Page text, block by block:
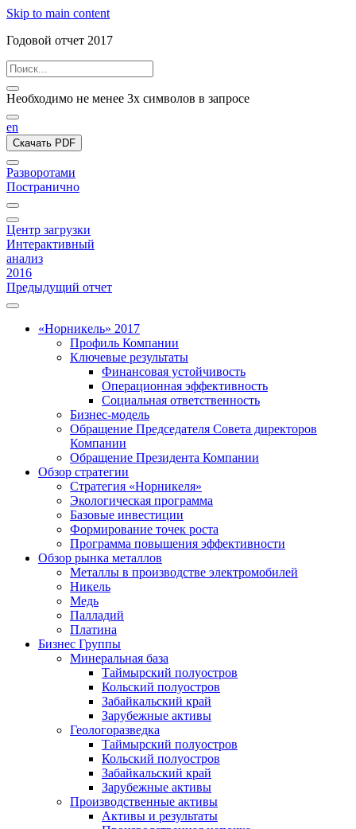
Skip to main content
Годовой отчет 2017
Необходимо не менее 3х символов в запросе
en
Скачать PDF
Разворотами
Постранично
Центр загрузки
Интерактивный
анализ
2016
Предыдущий отчет
«Норникель» 2017
Профиль Компании
Ключевые результаты
Финансовая устойчивость
Операционная эффективность
Социальная ответственность
Бизнес-модель
Обращение Председателя Совета директоров
Компании
Обращение Президента Компании
Обзор стратегии
Стратегия «Норникеля»
Экологическая программа
Базовые инвестиции
Формирование точек роста
Программа повышения эффективности
Обзор рынка металлов
Металлы в производстве электромобилей
Никель
Медь
Палладий
Платина
Бизнес Группы
Минеральная база
Таймырский полуостров
Кольский полуостров
Забайкальский край
Зарубежные активы
Геологоразведка
Таймырский полуостров
Кольский полуостров
Забайкальский край
Зарубежные активы
Производственные активы
Активы и результаты